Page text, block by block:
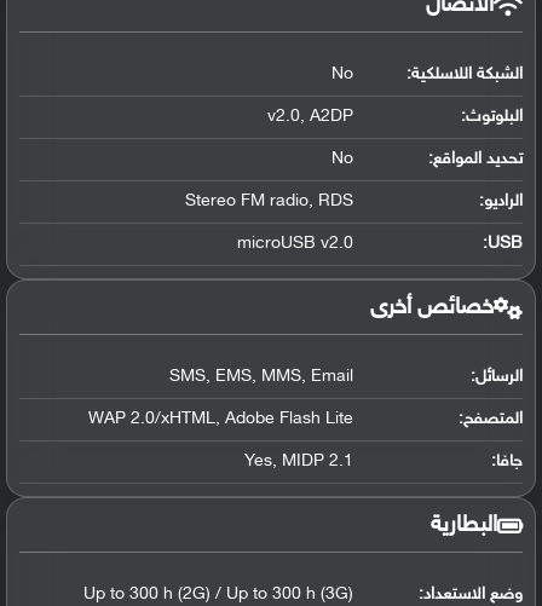
الشبكة اللاسلكية: No
البلوتوث:
v2.0, A2DP
تحديد المواقع:
No
الراديو: Stereo FM radio, RDS
USB
:
microUSB v2.0
خصائص أخرى
الرسائل: SMS, EMS, MMS, Email
المتصفح: WAP 2.0/xHTML, Adobe Flash Lite
جافا: Yes, MIDP 2.1
البطارية
وضع الاستعداد: Up to 300 h (2G) / Up to 300 h (3G)